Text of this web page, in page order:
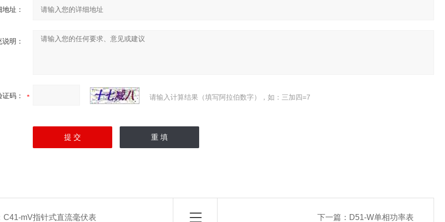
址：
明：
证码： 请输入计算结果（填写阿拉伯数字），如：三加四=7
C41-mV指针式直流毫伏表 下一篇： D51-W单相功率表